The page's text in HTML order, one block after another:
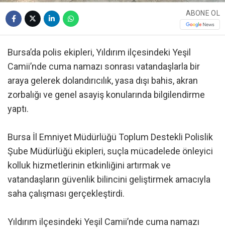
ABONE OL
Bursa’da polis ekipleri, Yıldırım ilçesindeki Yeşil
Camii’nde cuma namazı sonrası vatandaşlarla bir
araya gelerek dolandırıcılık, yasa dışı bahis, akran
zorbalığı ve genel asayiş konularında bilgilendirme
yaptı.
Bursa İl Emniyet Müdürlüğü Toplum Destekli Polislik
Şube Müdürlüğü ekipleri, suçla mücadelede önleyici
kolluk hizmetlerinin etkinliğini artırmak ve
vatandaşların güvenlik bilincini geliştirmek amacıyla
saha çalışması gerçekleştirdi.
Yıldırım ilçesindeki Yeşil Camii’nde cuma namazı